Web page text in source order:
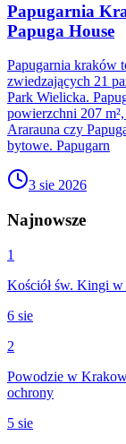
Papugarnia
Papuga House
Papugarnia kraków
zwiedzających 21
Park Wielicka.
powierzchni 207
Ararauna czy
bytowe. Papugarn
3 sie 2026
Najnowsze
1
Kościół św. Kingi
6 sie
2
Powodzie w
ochrony
5 sie